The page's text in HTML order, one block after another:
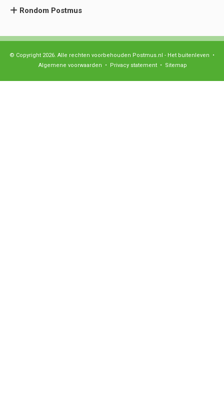
Rondom Postmus
© Copyright 2026. Alle rechten voorbehouden Postmus.nl - Het buitenleven •
Algemene voorwaarden • Privacy statement • Sitemap